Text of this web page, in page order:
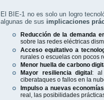
El BIE-1 no es solo un logro
algunas de sus implicaciones
Reducción de la demanda
sobre las redes eléctricas
Acceso equitativo a
rurales o escuelas con pocos
Menor huella de carbono
Mayor resiliencia digital : al
ciberataques o fallos en la
Impulso a nuevas
real, las posibilidades